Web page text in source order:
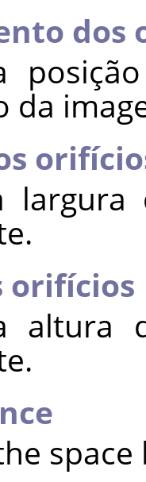
dos
da
largura
orifícios
altura